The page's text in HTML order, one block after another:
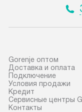
условия
В оговоренный
доставки
прибор до
требуется
до двери
установки,
Gorenje оптом
Доставка и оплата
Подключение
Условия продажи
Кредит
Сервисные центры
Контакты